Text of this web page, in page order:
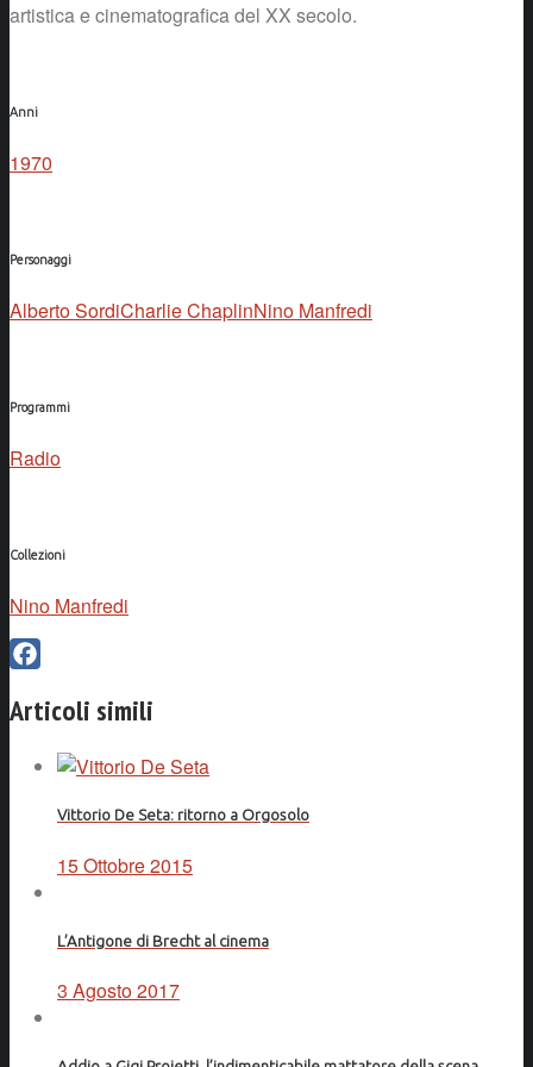
artistica e cinematografica del XX secolo.
Anni
1970
Personaggi
Alberto SordiCharlie ChaplinNino Manfredi
Programmi
Radio
Collezioni
Nino Manfredi
Articoli simili
Vittorio De Seta: ritorno a Orgosolo
15 Ottobre 2015
L’Antigone di Brecht al cinema
3 Agosto 2017